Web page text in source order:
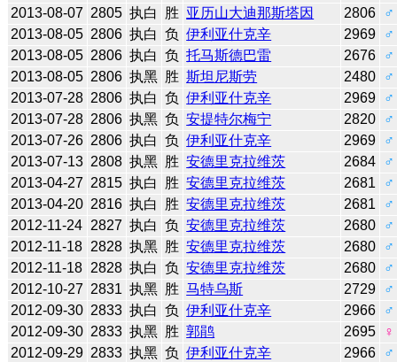
2013-08-07 2805 执白 胜 亚历山大迪那斯塔因 2806
♂
2013-08-05 2806 执白 负 伊利亚什克辛 2969
♂
2013-08-05 2806 执白 负 托马斯德巴雷 2676
♂
2013-08-05 2806 执黑 胜 斯坦尼斯劳 2480
♂
2013-07-28 2806 执白 负 伊利亚什克辛 2969
♂
2013-07-28 2806 执黑 负 安提特尔梅宁 2820
♂
2013-07-26 2806 执白 负 伊利亚什克辛 2969
♂
2013-07-13 2808 执黑 胜 安德里克拉维茨 2684
♂
2013-04-27 2815 执白 胜 安德里克拉维茨 2681
♂
2013-04-20 2816 执白 胜 安德里克拉维茨 2681
♂
2012-11-24 2827 执白 负 安德里克拉维茨 2680
♂
2012-11-18 2828 执黑 胜 安德里克拉维茨 2680
♂
2012-11-18 2828 执白 负 安德里克拉维茨 2680
♂
2012-10-27 2831 执黑 胜 马特乌斯 2729
♂
2012-09-30 2833 执白 负 伊利亚什克辛 2966
♂
2012-09-30 2833 执黑 胜 郭鹃 2695
♀
2012-09-29 2833 执黑 负 伊利亚什克辛 2966
♂